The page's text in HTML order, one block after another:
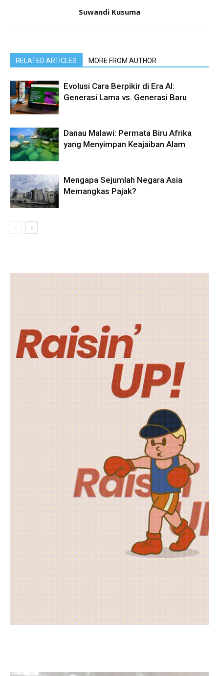
Suwandi Kusuma
RELATED ARTICLES MORE FROM AUTHOR
Evolusi Cara Berpikir di Era AI:
Generasi Lama vs. Generasi Baru
Danau Malawi: Permata Biru Afrika
yang Menyimpan Keajaiban Alam
Mengapa Sejumlah Negara Asia
Memangkas Pajak?